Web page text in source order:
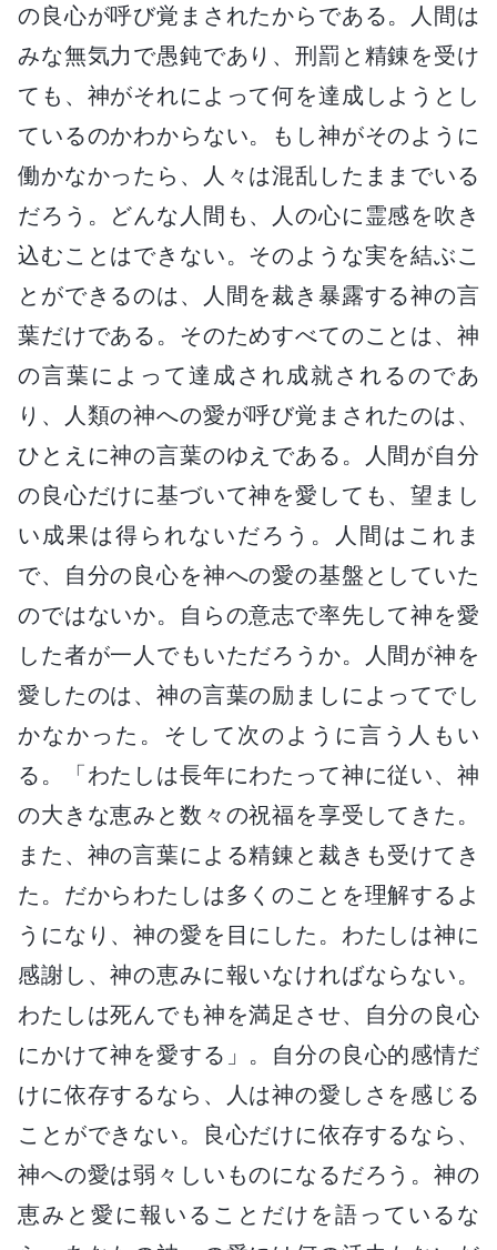
の良心が呼び覚まされたからである。人間は
みな無気力で愚鈍であり、刑罰と精錬を受け
ても、神がそれによって何を達成しようとし
ているのかわからない。もし神がそのように
働かなかったら、人々は混乱したままでいる
だろう。どんな人間も、人の心に霊感を吹き
込むことはできない。そのような実を結ぶこ
とができるのは、人間を裁き暴露する神の言
葉だけである。そのためすべてのことは、神
の言葉によって達成され成就されるのであ
り、人類の神への愛が呼び覚まされたのは、
ひとえに神の言葉のゆえである。人間が自分
の良心だけに基づいて神を愛しても、望まし
い成果は得られないだろう。人間はこれま
で、自分の良心を神への愛の基盤としていた
のではないか。自らの意志で率先して神を愛
した者が一人でもいただろうか。人間が神を
愛したのは、神の言葉の励ましによってでし
かなかった。そして次のように言う人もい
る。「わたしは長年にわたって神に従い、神
の大きな恵みと数々の祝福を享受してきた。
また、神の言葉による精錬と裁きも受けてき
た。だからわたしは多くのことを理解するよ
うになり、神の愛を目にした。わたしは神に
感謝し、神の恵みに報いなければならない。
わたしは死んでも神を満足させ、自分の良心
にかけて神を愛する」。自分の良心的感情だ
けに依存するなら、人は神の愛しさを感じる
ことができない。良心だけに依存するなら、
神への愛は弱々しいものになるだろう。神の
恵みと愛に報いることだけを語っているな